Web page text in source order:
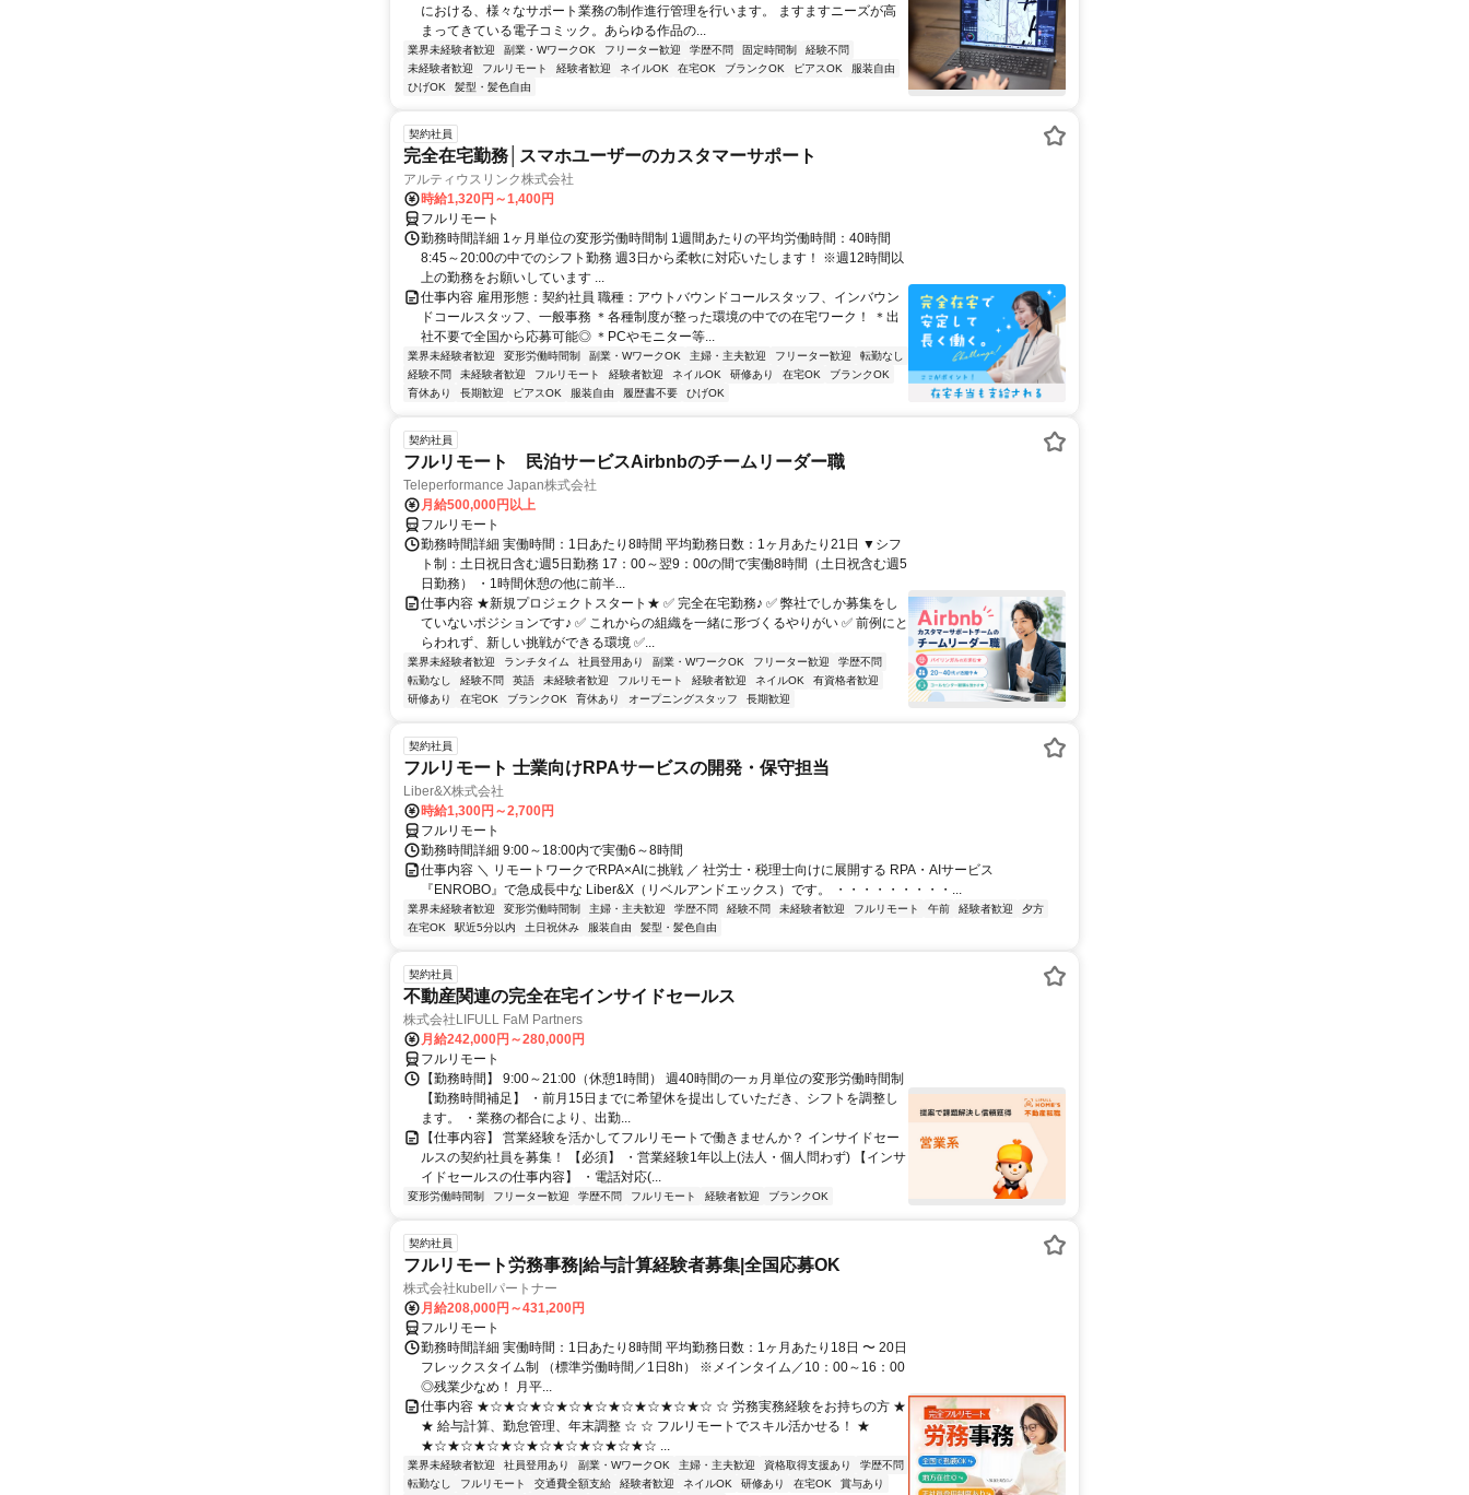
における、様々なサポート業務の制作進行管理を行います。 ますますニーズが高
まってきている電子コミック。あらゆる作品の...
業界未経験者歓迎 副業・WワークOK フリーター歓迎 学歴不問 固定時間制
経験不問
未経験者歓迎
フルリモート 経験者歓迎 ネイルOK 在宅OK ブランクOK ピアスOK
服装自由
ひげOK
髪型・髪色自由
契約社員
完全在宅勤務│スマホユーザーのカスタマーサポート
アルティウスリンク株式会社
時給1,320円～1,400円
フルリモート
勤務時間詳細 1ヶ月単位の変形労働時間制 1週間あたりの平均労働時間：40時間
8:45～20:00の中でのシフト勤務 週3日から柔軟に対応いたします！ ※週12時間以
上の勤務をお願いしています ...
仕事内容 雇用形態：契約社員 職種：アウトバウンドコールスタッフ、インバウン
ドコールスタッフ、一般事務 ＊各種制度が整った環境の中での在宅ワーク！ ＊出
社不要で全国から応募可能◎ ＊PCやモニター等...
業界未経験者歓迎 変形労働時間制 副業・WワークOK 主婦・主夫歓迎 フリーター歓迎
転勤なし
経験不問
未経験者歓迎 フルリモート 経験者歓迎 ネイルOK 研修あり 在宅OK
ブランクOK
育休あり
長期歓迎 ピアスOK 服装自由 履歴書不要 ひげOK
契約社員
フルリモート 民泊サービスAirbnbのチームリーダー職
Teleperformance Japan株式会社
月給500,000円以上
フルリモート
勤務時間詳細 実働時間：1日あたり8時間 平均勤務日数：1ヶ月あたり21日 ▼シフ
ト制：土日祝日含む週5日勤務 17：00～翌9：00の間で実働8時間（土日祝含む週5
日勤務） ・1時間休憩の他に前半...
仕事内容 ★新規プロジェクトスタート★ ✅ 完全在宅勤務♪ ✅ 弊社でしか募集をし
ていないポジションです♪ ✅ これからの組織を一緒に形づくるやりがい ✅ 前例にと
らわれず、新しい挑戦ができる環境 ✅...
業界未経験者歓迎 ランチタイム 社員登用あり 副業・WワークOK フリーター歓迎
学歴不問
転勤なし
経験不問 英語 未経験者歓迎 フルリモート 経験者歓迎 ネイルOK
有資格者歓迎
研修あり
在宅OK ブランクOK 育休あり オープニングスタッフ 長期歓迎
契約社員
フルリモート 士業向けRPAサービスの開発・保守担当
Liber&X株式会社
時給1,300円～2,700円
フルリモート
勤務時間詳細 9:00～18:00内で実働6～8時間
仕事内容 ＼ リモートワークでRPA×AIに挑戦 ／ 社労士・税理士向けに展開する RPA・AIサービス
『ENROBO』で急成長中な Liber&X（リベルアンドエックス）です。 ・・・・・・・・・...
業界未経験者歓迎 変形労働時間制 主婦・主夫歓迎 学歴不問 経験不問 未経験者歓迎 フルリモート 午前 経験者歓迎
夕方
在宅OK
駅近5分以内 土日祝休み 服装自由 髪型・髪色自由
契約社員
不動産関連の完全在宅インサイドセールス
株式会社LIFULL FaM Partners
月給242,000円～280,000円
フルリモート
【勤務時間】 9:00～21:00（休憩1時間） 週40時間の一ヵ月単位の変形労働時間制
【勤務時間補足】 ・前月15日までに希望休を提出していただき、シフトを調整し
ます。 ・業務の都合により、出勤...
【仕事内容】 営業経験を活かしてフルリモートで働きませんか？ インサイドセー
ルスの契約社員を募集！ 【必須】 ・営業経験1年以上(法人・個人問わず) 【インサ
イドセールスの仕事内容】 ・電話対応(...
変形労働時間制 フリーター歓迎 学歴不問 フルリモート 経験者歓迎 ブランクOK
契約社員
フルリモート労務事務|給与計算経験者募集|全国応募OK
株式会社kubellパートナー
月給208,000円～431,200円
フルリモート
勤務時間詳細 実働時間：1日あたり8時間 平均勤務日数：1ヶ月あたり18日 〜 20日
フレックスタイム制 （標準労働時間／1日8h） ※メインタイム／10：00～16：00
◎残業少なめ！ 月平...
仕事内容 ★☆★☆★☆★☆★☆★☆★☆★☆★☆ ☆ 労務実務経験をお持ちの方 ★
★ 給与計算、勤怠管理、年末調整 ☆ ☆ フルリモートでスキル活かせる！ ★
★☆★☆★☆★☆★☆★☆★☆★☆★☆ ...
業界未経験者歓迎 社員登用あり 副業・WワークOK 主婦・主夫歓迎 資格取得支援あり
学歴不問
転勤なし
フルリモート 交通費全額支給 経験者歓迎 ネイルOK 研修あり 在宅OK
賞与あり